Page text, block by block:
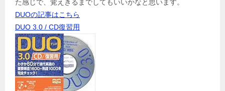
た感じで、覚えきるまでしてもいいかなと思います。
DUOの記事はこちら
DUO 3.0 / CD復習用